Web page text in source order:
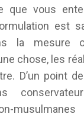
que vous
est
la mesure
chose, les
D’un point